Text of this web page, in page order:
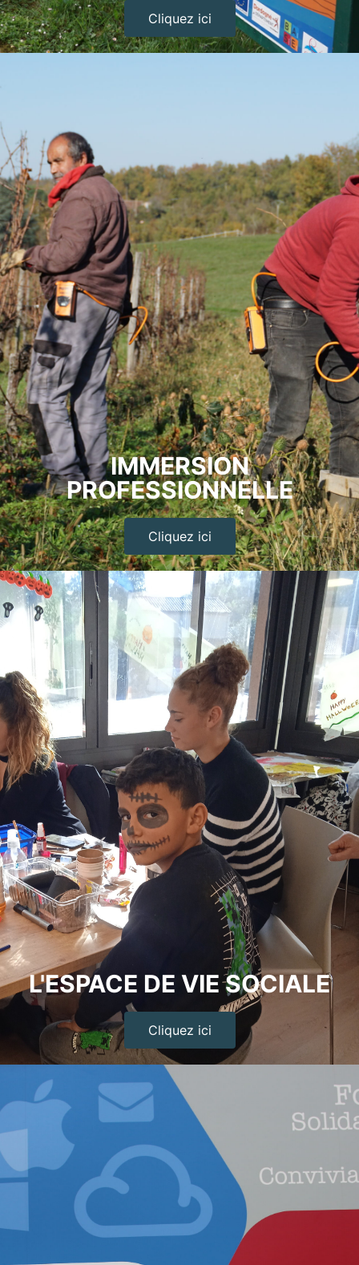
Cliquez ici
IMMERSION
PROFESSIONNELLE
Cliquez ici
L'ESPACE DE VIE SOCIALE
Cliquez ici